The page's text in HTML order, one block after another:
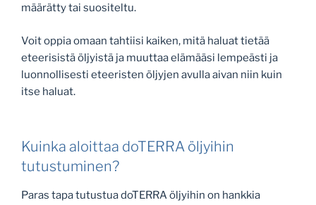
määrätty tai suositeltu.
Voit oppia omaan tahtiisi kaiken, mitä haluat tietää
eteerisistä öljyistä ja muuttaa elämääsi lempeästi ja
luonnollisesti eteeristen öljyjen avulla aivan niin kuin
itse haluat.
Kuinka aloittaa doTERRA öljyihin
tutustuminen?
Paras tapa tutustua doTERRA öljyihin on hankkia